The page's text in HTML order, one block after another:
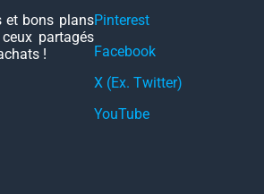
et bons plans
partagés
!
Pinterest
Facebook
X (Ex. Twitter)
YouTube